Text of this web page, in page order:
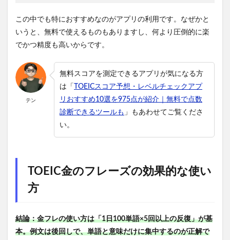
この中でも特におすすめなのがアプリの利用です。なぜかと
いうと、無料で使えるものもありますし、何より圧倒的に楽
でかつ精度も高いからです。
テン
無料スコアを測定できるアプリが気になる方
は「 TOEICスコア予想・レベルチェックアプ
リおすすめ10選を975点が紹介｜無料で点数
診断できるツールも 」もあわせてご覧くださ
い。
TOEIC金のフレーズの効果的な使い
方
結論：金フレの使い方は「1日100単語×5回以上の反復」が基
本。例文は後回しで、単語と意味だけに集中するのが正解で